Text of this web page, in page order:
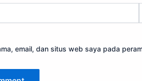
email, dan situs web saya pada